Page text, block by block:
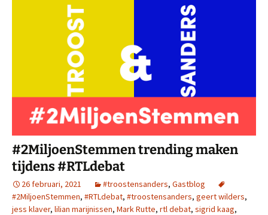
#2MiljoenStemmen trending maken
tijdens #RTLdebat
26 februari, 2021 #troostensanders, Gastblog
#2MiljoenStemmen, #RTLdebat, #troostensanders, geert wilders,
jess klaver, lilian marijnissen, Mark Rutte, rtl debat, sigrid kaag,